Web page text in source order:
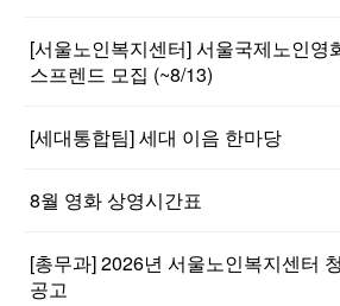
[서울노인복지센터] 서울국제노인영
스프렌드 모집 (~8/13)
[세대통합팀] 세대 이음 한마당
8월 영화 상영시간표
[총무과] 2026년 서울노인복지센터
공고